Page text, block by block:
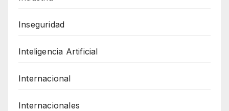
Inseguridad
Inteligencia Artificial
Internacional
Internacionales